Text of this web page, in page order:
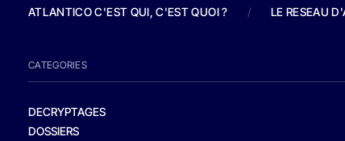
ATLANTICO C'EST QUI, C'EST QUOI ? / LE RESEAU
CATEGORIES
DECRYPTAGES
DOSSIERS